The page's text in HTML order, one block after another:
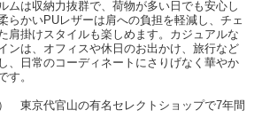
ムは収納力抜群で、荷物が多い日でも安心し
らかいPUレザーは肩への負担を軽減し、チェ
肩掛けスタイルも楽しめます。カジュアルな
ンは、オフィスや休日のお出かけ、旅行など
、日常のコーディネートにさりげなく華やか
す。
東京代官山の有名セレクトショップで7年間